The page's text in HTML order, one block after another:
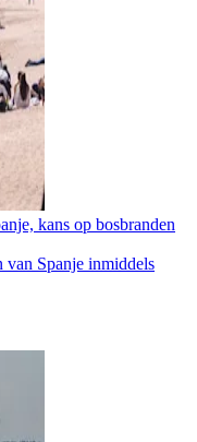
kans op bosbranden
van Spanje inmiddels